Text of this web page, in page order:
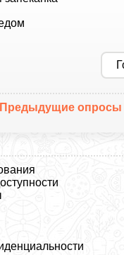
Предыдущие опросы